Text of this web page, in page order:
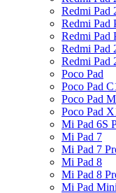
Redmi Pad
Redmi Pad
Redmi Pad
Redmi Pad
Redmi Pad
Poco Pad
Poco Pad
Poco Pad
Poco Pad
Mi Pad 6S
Mi Pad 7
Mi Pad 7
Mi Pad 8
Mi Pad 8
Mi Pad Mini